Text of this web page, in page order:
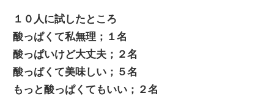
１０人に試したところ
酸っぱくて私無理；１名
酸っぱいけど大丈夫；２名
酸っぱくて美味しい；５名
もっと酸っぱくてもいい；２名